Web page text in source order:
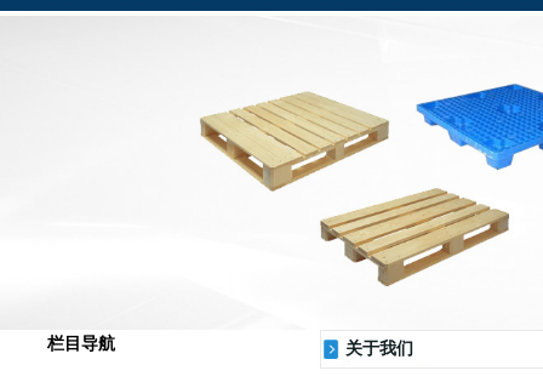
栏目导航 关于我们